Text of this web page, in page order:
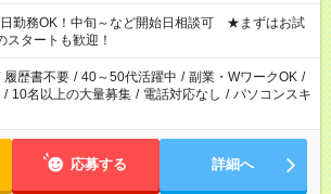
日勤務OK！中旬～など開始日相談可 ★まずはお試
スタートも歓迎！
履歴書不要 / 40～50代活躍中 / 副業・WワークOK /
/ 10名以上の大量募集 / 電話対応なし / パソコンスキ
応募する 詳細へ